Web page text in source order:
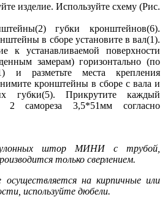
изделие. Используйте схему (Рис.
губки кронштейнов(6).
в сборе установите в вал(1).
к устанавливаемой поверхности
замерам) горизонтально (по
и разметьте места крепления
кронштейны в сборе с вала и
губки(5). Прикрутите каждый
2 самореза 3,5*51мм согласно
штор МИНИ с трубой,
только сверлением.
осуществляется на кирпичные или
используйте дюбели.